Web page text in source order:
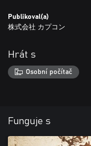
Publikoval(a)
株式会社 カプコン
Hrát s
Osobní počítač
Funguje s